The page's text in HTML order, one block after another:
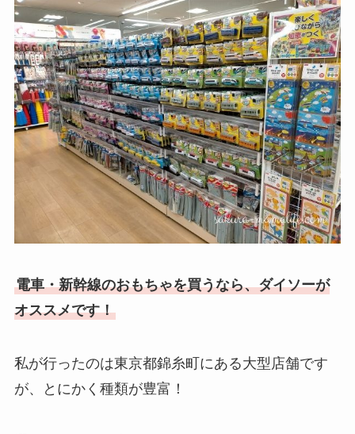
電車・新幹線のおもちゃを買うなら、ダイソーが
オススメです！
私が行ったのは東京都錦糸町にある大型店舗です
が、とにかく種類が豊富！